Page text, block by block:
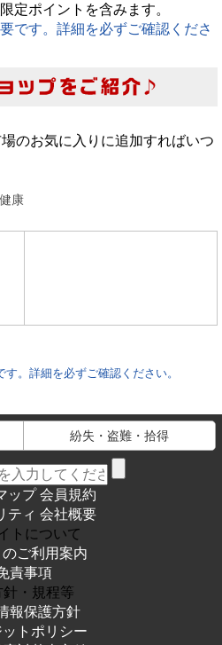
定ポイントを含みます。
です。詳細を必ずご確認くださ
のお気に入りに追加すればいつ
康
。詳細を必ずご確認ください。
紛失・盗難・拾得
ップ 会員規約
ティ 会社概要
トについて
ご利用案内
責事項
針・規程等
報保護方針
ットポリシー